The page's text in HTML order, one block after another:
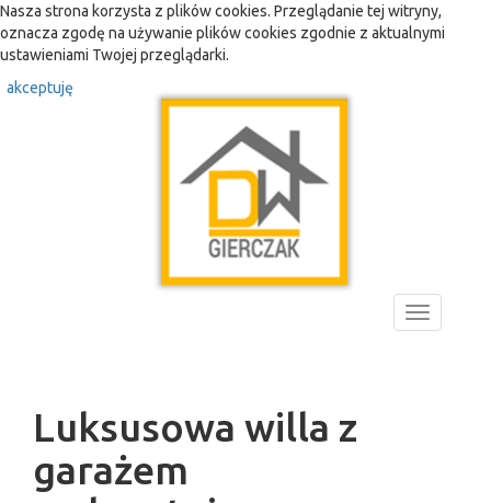
Nasza strona korzysta z plików cookies. Przeglądanie tej witryny,
oznacza zgodę na używanie plików cookies zgodnie z aktualnymi
ustawieniami Twojej przeglądarki.
akceptuję
Toggle
navigation
Luksusowa willa z
garażem